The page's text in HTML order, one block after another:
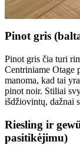
Pinot gris
Pinot gris čia turi
Centriniame Otage
manoma, kad tai
pinot noir. Stiliai
išdžiovintų, dažnai
Riesling ir
pasitikėjimu)